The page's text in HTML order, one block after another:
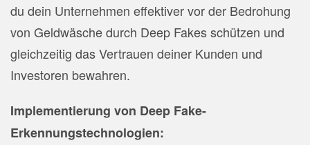
du dein Unternehmen effektiver vor der Bedrohung
von Geldwäsche durch Deep Fakes schützen und
gleichzeitig das Vertrauen deiner Kunden und
Investoren bewahren.
Implementierung von Deep Fake-
Erkennungstechnologien: